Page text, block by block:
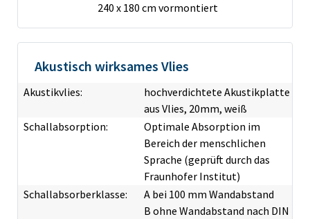
240 x 180 cm vormontiert
Akustisch wirksames Vlies
Akustikvlies:
hochverdichtete Akustikplatte
aus Vlies, 20mm, weiß
Schallabsorption:
Optimale Absorption im
Bereich der menschlichen
Sprache (geprüft durch das
Fraunhofer Institut)
Schallabsorberklasse:
A bei 100 mm Wandabstand
B ohne Wandabstand nach DIN